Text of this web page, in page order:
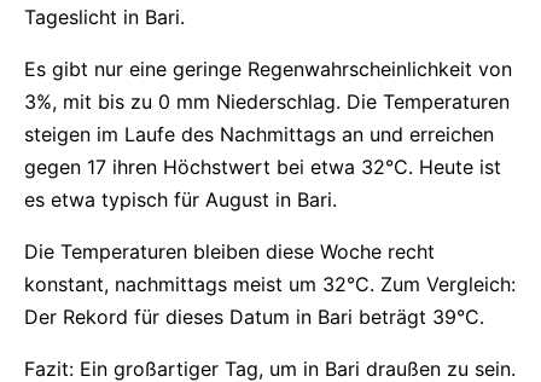
Tageslicht in Bari.
Es gibt nur eine geringe Regenwahrscheinlichkeit von
3%, mit bis zu 0 mm Niederschlag. Die Temperaturen
steigen im Laufe des Nachmittags an und erreichen
gegen 17 ihren Höchstwert bei etwa 32°C. Heute ist
es etwa typisch für August in Bari.
Die Temperaturen bleiben diese Woche recht
konstant, nachmittags meist um 32°C. Zum Vergleich:
Der Rekord für dieses Datum in Bari beträgt 39°C.
Fazit: Ein großartiger Tag, um in Bari draußen zu sein.